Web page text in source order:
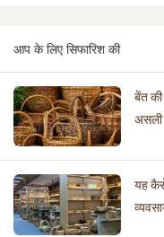
आप के लिए सिफारिश की
बेंत की
असली
यह